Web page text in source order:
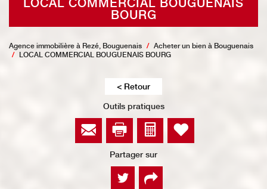
LOCAL COMMERCIAL BOUGUENAIS
BOURG
Agence immobilière à Rezé, Bouguenais
Acheter un bien à Bouguenais
LOCAL COMMERCIAL BOUGUENAIS BOURG
< Retour
Outils pratiques
Partager sur